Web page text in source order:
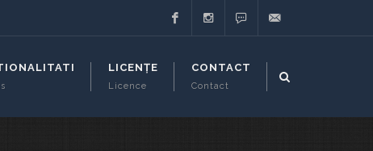
it.ro
LICENȚE
Licence
CONTACT
Contact